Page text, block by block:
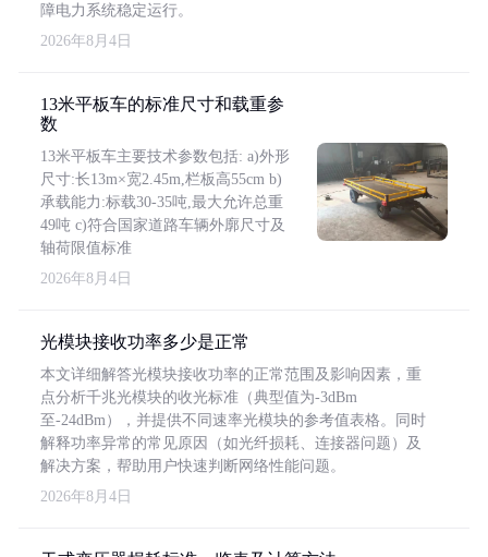
障电力系统稳定运行。
2026年8月4日
13米平板车的标准尺寸和载重参
数
13米平板车主要技术参数包括: a)外形
尺寸:长13m×宽2.45m,栏板高55cm b)
承载能力:标载30-35吨,最大允许总重
49吨 c)符合国家道路车辆外廓尺寸及
轴荷限值标准
2026年8月4日
光模块接收功率多少是正常
本文详细解答光模块接收功率的正常范围及影响因素，重
点分析千兆光模块的收光标准（典型值为-3dBm
至-24dBm），并提供不同速率光模块的参考值表格。同时
解释功率异常的常见原因（如光纤损耗、连接器问题）及
解决方案，帮助用户快速判断网络性能问题。
2026年8月4日